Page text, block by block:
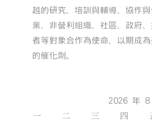
越的研究、培訓與輔導、協作
業、非營利組織、社區、政府
者等對象合作為使命，以期成
的催化劑。
2026 年 8
一 二 三 四